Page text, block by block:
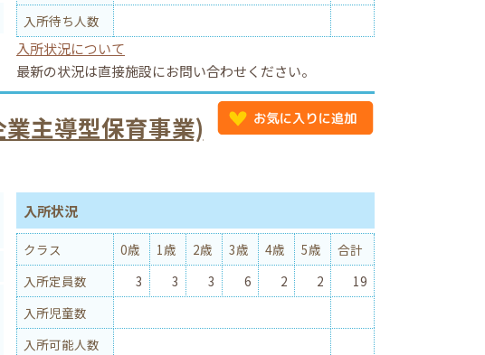
入所待ち人数
入所状況について
最新の状況は直接施設にお問い合わせください。
主導型保育事業)
入所状況
クラス 0歳 1歳 2歳 3歳 4歳 5歳
合計
入所定員数
3 3 3 6 2 2
19
入所児童数
入所可能人数